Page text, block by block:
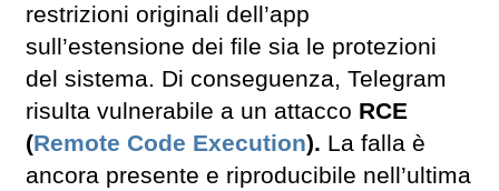
restrizioni originali dell’app
sull’estensione dei file sia le protezioni
del sistema. Di conseguenza, Telegram
risulta vulnerabile a un attacco RCE
(Remote Code Execution). La falla è
ancora presente e riproducibile nell’ultima